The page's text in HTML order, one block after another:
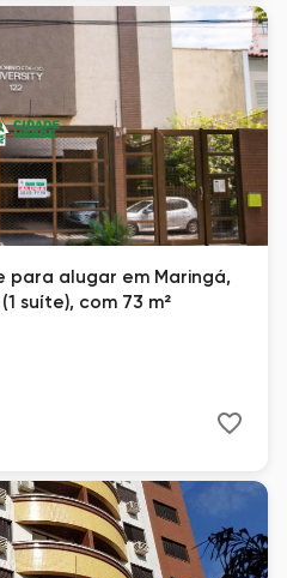
alugar em Maringá,
suíte), com 73 m²